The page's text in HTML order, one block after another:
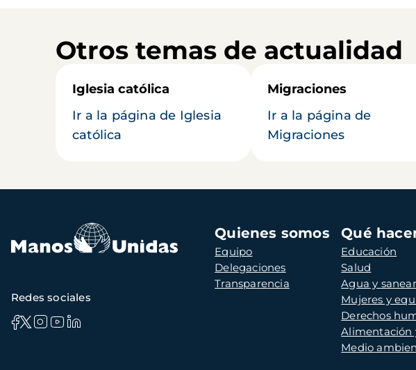
Otros temas de actualidad
Iglesia católica
Ir a la página de Iglesia
católica
Migraciones
Ir a la página de
Migraciones
Navegación
principal
Quienes somos
Equipo
Delegaciones
Transparencia
Qué
Educación
Salud
Agua y
Mujeres y
Derechos
Alimentación
Medio
Redes sociales